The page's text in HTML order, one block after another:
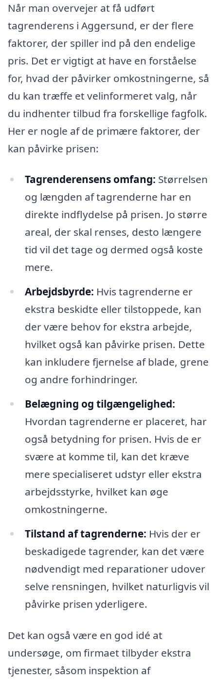
Når man overvejer at få udført
tagrenderens i Aggersund, er der flere
faktorer, der spiller ind på den endelige
pris. Det er vigtigt at have en forståelse
for, hvad der påvirker omkostningerne, så
du kan træffe et velinformeret valg, når
du indhenter tilbud fra forskellige fagfolk.
Her er nogle af de primære faktorer, der
kan påvirke prisen:
Tagrenderensens omfang: Størrelsen
og længden af tagrenderne har en
direkte indflydelse på prisen. Jo større
areal, der skal renses, desto længere
tid vil det tage og dermed også koste
mere.
Arbejdsbyrde: Hvis tagrenderne er
ekstra beskidte eller tilstoppede, kan
der være behov for ekstra arbejde,
hvilket også kan påvirke prisen. Dette
kan inkludere fjernelse af blade, grene
og andre forhindringer.
Belægning og tilgængelighed:
Hvordan tagrenderne er placeret, har
også betydning for prisen. Hvis de er
svære at komme til, kan det kræve
mere specialiseret udstyr eller ekstra
arbejdsstyrke, hvilket kan øge
omkostningerne.
Tilstand af tagrenderne: Hvis der er
beskadigede tagrender, kan det være
nødvendigt med reparationer udover
selve rensningen, hvilket naturligvis vil
påvirke prisen yderligere.
Det kan også være en god idé at
undersøge, om firmaet tilbyder ekstra
tjenester, såsom inspektion af